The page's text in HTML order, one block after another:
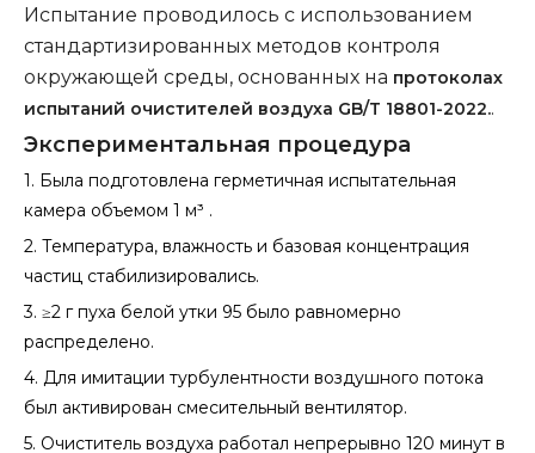
Испытание проводилось с использованием
стандартизированных методов контроля
окружающей среды, основанных на протоколах
испытаний очистителей воздуха GB/T 18801-2022..
Экспериментальная процедура
1. Была подготовлена ​​герметичная испытательная
камера объемом 1 м³ .
2. Температура, влажность и базовая концентрация
частиц стабилизировались.
3. ≥2 г пуха белой утки 95 было равномерно
распределено.
4. Для имитации турбулентности воздушного потока
был активирован смесительный вентилятор.
5. Очиститель воздуха работал непрерывно 120 минут в